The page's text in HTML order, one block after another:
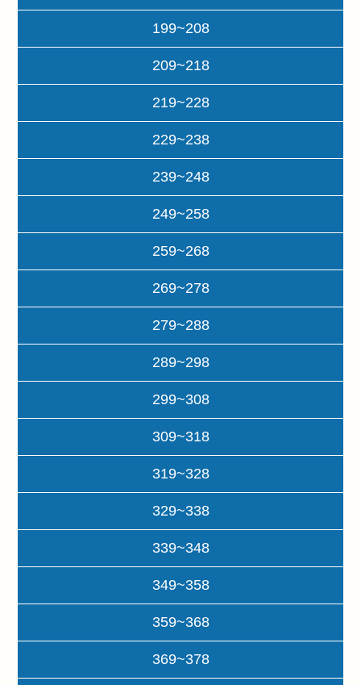
199~208
209~218
219~228
229~238
239~248
249~258
259~268
269~278
279~288
289~298
299~308
309~318
319~328
329~338
339~348
349~358
359~368
369~378